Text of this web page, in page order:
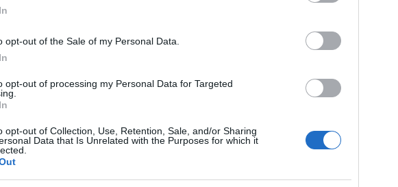
opt-out of the Sale of my Personal Data.
opt-out of processing my Personal Data for Targeted
opt-out of Collection, Use, Retention, Sale, and/or Sharing
Data that Is Unrelated with the Purposes for which it
di zecca, collegata h24 sui canali all
passo passo la nuova inchiestona
succede quasi mai nulla, il caldo è
locale per scroccare un po’ di aria
l’espresso discutono di
Marinoni e Giancarlo Tancredi.
il naso quando sento il galoppante